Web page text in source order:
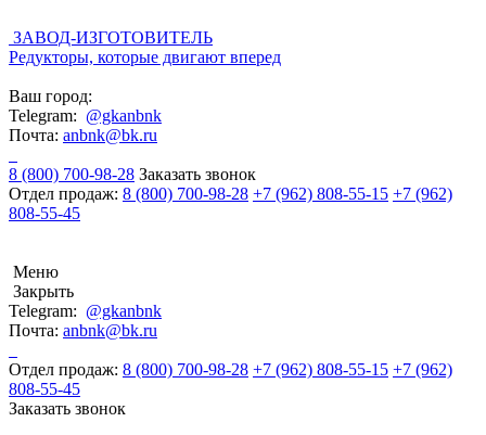
ЗАВОД-ИЗГОТОВИТЕЛЬ
Редукторы, которые двигают вперед
Ваш город:
Telegram: @gkanbnk
Почта: anbnk@bk.ru
8 (800) 700-98-28 Заказать звонок
Отдел продаж: 8 (800) 700-98-28 +7 (962) 808-55-15 +7 (962)
808-55-45
Меню
Закрыть
Telegram: @gkanbnk
Почта: anbnk@bk.ru
Отдел продаж: 8 (800) 700-98-28 +7 (962) 808-55-15 +7 (962)
808-55-45
Заказать звонок